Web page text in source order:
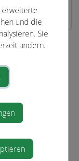
erweiterte
und die
Sie
ändern.